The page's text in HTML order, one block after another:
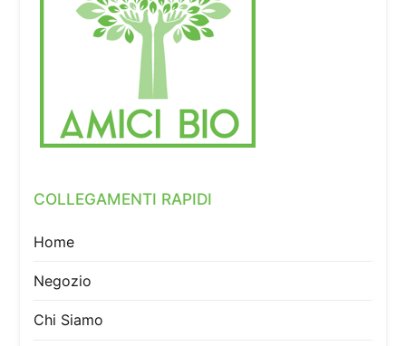
COLLEGAMENTI RAPIDI
Home
Negozio
Chi Siamo